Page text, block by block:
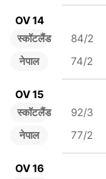
OV 14
स्कॉटलैंड
नेपाल
84/2
74/2
OV 15
स्कॉटलैंड
नेपाल
92/3
77/2
OV 16